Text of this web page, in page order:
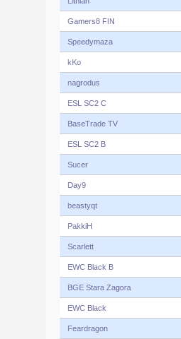
Gamers8 FIN
Speedymaza
kKo
nagrodus
ESL SC2 C
BaseTrade TV
ESL SC2 B
Sucer
Day9
beastyqt
PakkiH
Scarlett
EWC Black B
BGE Stara Zagora
EWC Black
Feardragon